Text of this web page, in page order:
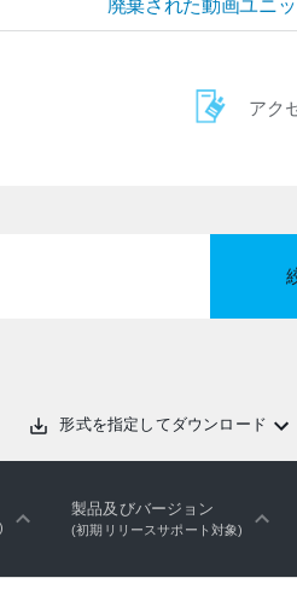
廃棄された動画ユニ
アク
形式を指定してダウンロード
製品及びバージョン
(初期リリースサポート対象)